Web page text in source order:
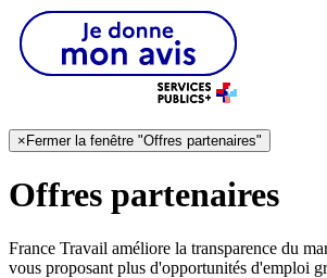
× Fermer la fenêtre "Offres partenaires"
Offres partenaires
France Travail améliore la transparence du
vous proposant plus d'opportunités d'emploi